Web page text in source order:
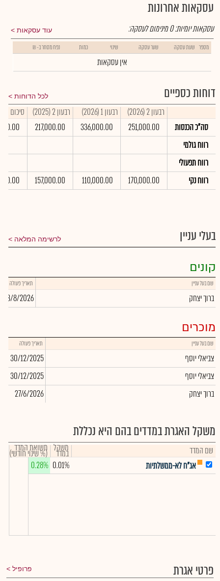
עסקאות אחרונות
עוד עסקאות עסקאות יומיות:0מינימום לעסקה:
מספר שעת עסקה שער עסקה שינוי כמות נפח מסחר ב- ₪
אין עסקאות
דוחות כספיים לכל הדוחות
רבעון 2 (2026) רבעון 1 (2026) רבעון 2 (2025)
סיכום שנתי
סה"כ הכנסות
251,000.00
336,000.00
217,000.00
רווח גולמי
רווח תפעולי
רווח נקי
170,000.00
110,000.00
157,000.00
בעלי עניין לרשימה המלאה
קונים
שם בעל עניין תאריך פעולה
ברוך יצחק 3/8/2026
מוכרים
שם בעל עניין תאריך פעולה
צביאלי יוסף 30/12/2025
צביאלי יוסף
30/12/2025
ברוך יצחק
27/6/2026
משקל האגרת במדדים בהם היא נכללת
שם המדד משקל
במדד תשואת המדד
(% שינוי חודשי)
אג"ח לא-ממשלתיות
0.01%
0.28%
פרטי אגרת פרופיל